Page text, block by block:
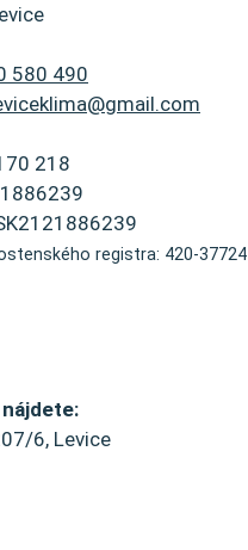
580 490
218
registra: 420-37724
6, Levice